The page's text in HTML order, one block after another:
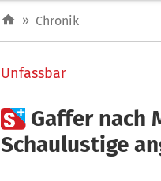
» Chronik
Unfassbar
 Gaffer nach
Schaulustige